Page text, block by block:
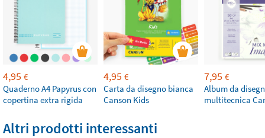
4,95 €
Quaderno A4 Papyrus con
copertina extra rigida
4,95 €
Carta da disegno bianca
Canson Kids
7,95 €
Album da
multitecnica
Altri prodotti interessanti